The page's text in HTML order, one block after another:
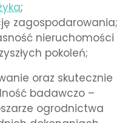
;
zagospodarowania;
nieruchomości
pokoleń;
oraz skutecznie
badawczo –
ogrodnictwa